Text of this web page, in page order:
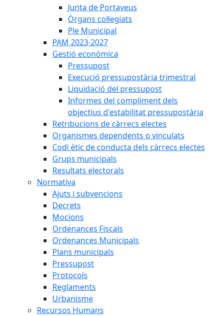
Junta de Portaveus
Òrgans col·legiats
Ple Municipal
PAM 2023-2027
Gestió econòmica
Pressupost
Execució pressupostària trimestral
Liquidació del pressupost
Informes del compliment dels
objectius d'estabilitat pressupostària
Retribucions de càrrecs electes
Organismes dependents o vinculats
Codi ètic de conducta dels càrrecs electes
Grups municipals
Resultats electorals
Normativa
Ajuts i subvencions
Decrets
Mocions
Ordenances Fiscals
Ordenances Municipals
Plans municipals
Pressupost
Protocols
Reglaments
Urbanisme
Recursos Humans